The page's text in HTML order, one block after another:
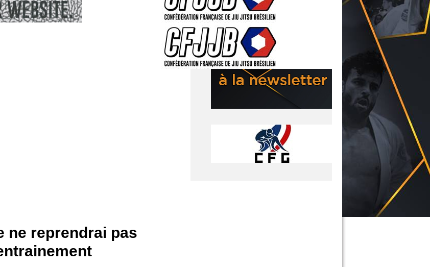
ne reprendrai pas